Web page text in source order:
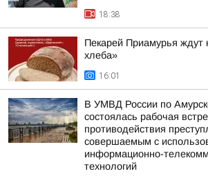
18:38
Пекарей Приамурья ждут
хлеба»
16:01
В УМВД России по
состоялась рабочая
противодействия
совершаемым с
информационно-
технологий